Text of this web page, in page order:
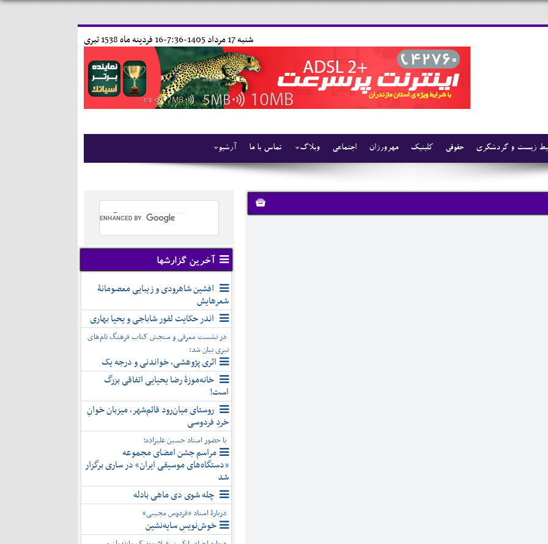
16 فردينه ماه 1538 تبری شنبه 17 مرداد 1405-7:36-
آرشیو تماس با ما وبلاگ اجتماعی مهرورزان کلینیک حقوقی زیست و گردشگری
آخرین گزارشها
افشین شاهرودی و زیبایی معصومانۀ
شعرهایش
اندر حکایت لفور شاباجی و یحیا بهاری
در نشست معرفی و سنجش کتاب فرهنگ نام‌های
تبری بیان شد:
اثری پژوهشی، خواندنی و درجه یک
خانه‌موزۀ رضا یحیایی اتفاقی بزرگ
است!
روستای میان‌رود قائم‌شهر، میزبان خوانِ
خردِ فردوسی
با حضور استاد حسین علیزاده؛
مراسم جشن امضای مجموعه
«دستگاه‌های موسیقی ایران» در ساری برگزار
شد
چله شوی دی ماهی بادله
دربارۀ استاد «فردوس مجیبی»
خوش‌نویسِ سایه‌نشین